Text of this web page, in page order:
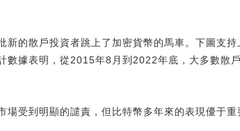
新的散戶投資者跳上了加密貨幣的馬車。下圖支
數據表明，從2015年8月到2022年底，大多數散
場受到明顯的譴責，但比特幣多年來的表現優于重